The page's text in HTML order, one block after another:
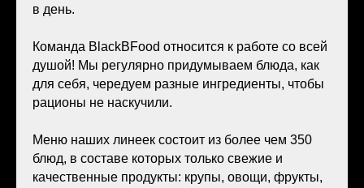
в день.
Команда BlackBFood относится к работе со всей
душой! Мы регулярно придумываем блюда, как
для себя, чередуем разные ингредиенты, чтобы
рационы не наскучили.
Меню наших линеек состоит из более чем 350
блюд, в составе которых только свежие и
качественные продукты: крупы, овощи, фрукты,